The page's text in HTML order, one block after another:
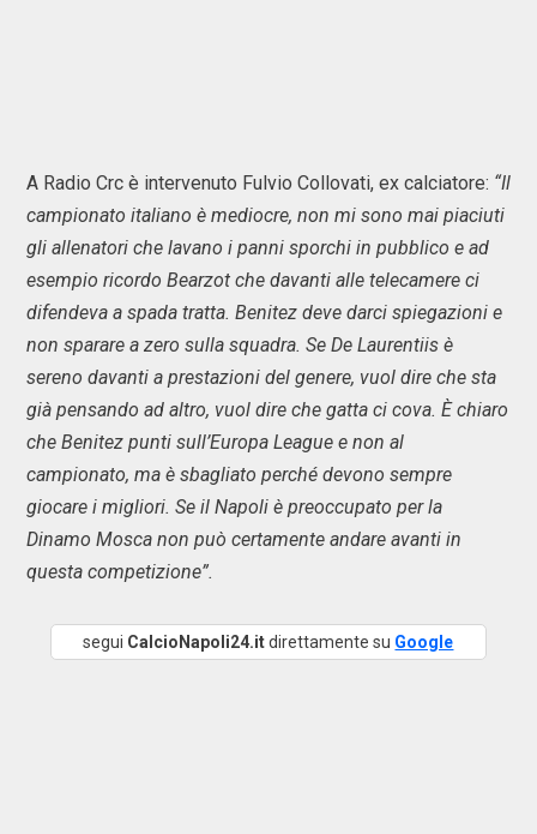
A Radio Crc è intervenuto Fulvio Collovati, ex calciatore: “Il
campionato italiano è mediocre, non mi sono mai piaciuti
gli allenatori che lavano i panni sporchi in pubblico e ad
esempio ricordo Bearzot che davanti alle telecamere ci
difendeva a spada tratta. Benitez deve darci spiegazioni e
non sparare a zero sulla squadra. Se De Laurentiis è
sereno davanti a prestazioni del genere, vuol dire che sta
già pensando ad altro, vuol dire che gatta ci cova. È chiaro
che Benitez punti sull’Europa League e non al
campionato, ma è sbagliato perché devono sempre
giocare i migliori. Se il Napoli è preoccupato per la
Dinamo Mosca non può certamente andare avanti in
questa competizione”.
segui CalcioNapoli24.itdirettamente su Google